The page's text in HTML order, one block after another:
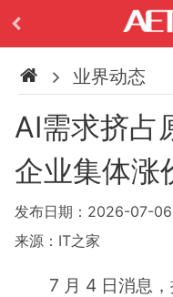
业界动态
AI需求挤占
企业集体涨
发布日期：2026-07-06
来源：IT之家
7 月 4 日消息